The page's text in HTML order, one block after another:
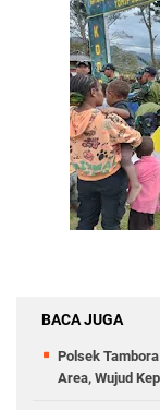
BACA JUGA
Polsek
Area, Wujud